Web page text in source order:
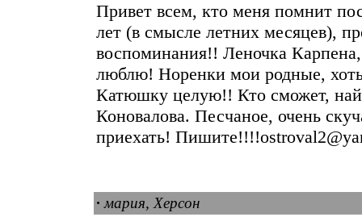
Привет всем, кто меня помнит
лет (в смысле летних месяцев),
воспоминания!! Леночка
люблю! Норенки мои родные,
Катюшку целую!! Кто сможет,
Коновалова. Песчаное, очень
приехать!
· мария, Херсон